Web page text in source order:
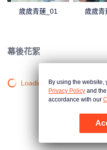
歲歲青蓮_01 歲歲青
幕後花絮
Loading…By using the
Privacy Policy and
accordance with our